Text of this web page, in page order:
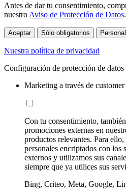
Antes de dar tu consentimiento,
nuestro Aviso de Protección de Datos.
Aceptar Sólo obligatorios
Nuestra política de privacidad
Configuración de protección de datos
Marketing a través de customer
Con tu consentimiento,
promociones externas en
productos relevantes. Para
personales encriptados con los
externos y utilizamos sus
siempre que ya utilices sus
Bing, Criteo, Meta, Google,